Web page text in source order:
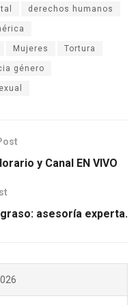
derechos humanos
Mujeres Tortura
género
y Canal EN VIVO
asesoría experta.